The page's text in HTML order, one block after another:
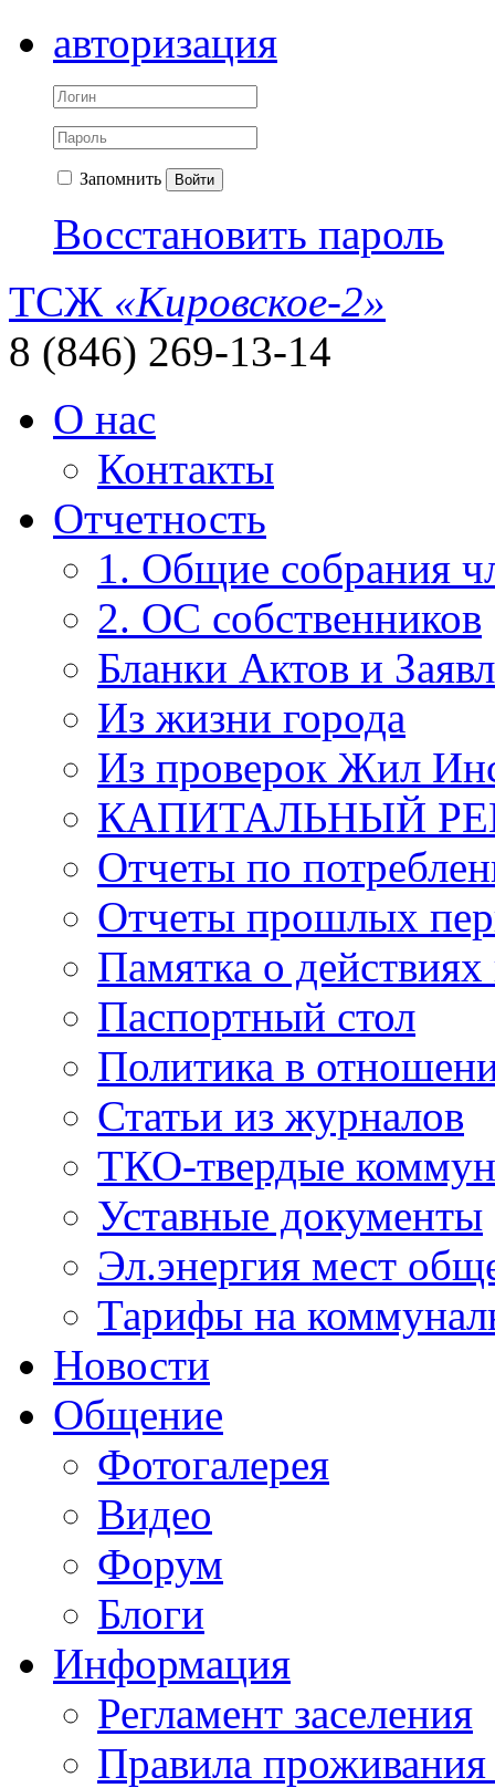
авторизация
Запомнить Войти
Восстановить пароль
ТСЖ «Кировское-2»
8 (846) 269-13-14
О нас
Контакты
Отчетность
1. Общие собрания
2. ОС собственников
Бланки Актов и
Из жизни города
Из проверок Жил
КАПИТАЛЬНЫЙ
Отчеты по
Отчеты прошлых
Памятка о
Паспортный стол
Политика в
Статьи из журналов
ТКО-твердые
Уставные документы
Эл.энергия мест
Тарифы на
Новости
Общение
Фотогалерея
Видео
Форум
Блоги
Информация
Регламент заселения
Правила